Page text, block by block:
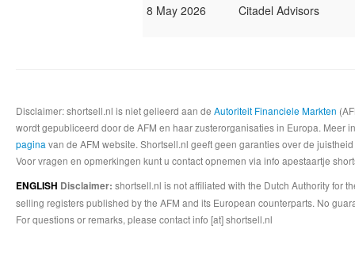
8 May 2026
Citadel Advisors
Disclaimer: shortsell.nl is niet gelieerd aan de Autoriteit Financiele Markten
wordt gepubliceerd door de AFM en haar zusterorganisaties in Europa.
pagina van de AFM website. Shortsell.nl geeft geen garanties over de
Voor vragen en opmerkingen kunt u contact opnemen via info apestaartje
ENGLISH Disclaimer: shortsell.nl is not affiliated with the Dutch Authority for
selling registers published by the AFM and its European counterparts. No
For questions or remarks, please contact info [at] shortsell.nl